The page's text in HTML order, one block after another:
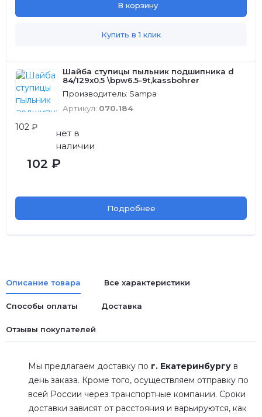
В корзину
Купить в 1 клик
Шайба ступицы пыльник подшипника d
84/129x0.5 \bpw6.5-9t,kassbohrer
Производитель: Sampa
Артикул: 070.184
102 ₽
нет в
наличии
102 ₽
Подробнее
Описание товара Все характеристики
Способы оплаты Доставка
Отзывы покупателей
Мы предлагаем доставку по г. Екатеринбургу в
день заказа. Кроме того, осуществляем отправку по
всей России через транспортные компании. Сроки
доставки зависят от расстояния и варьируются, как